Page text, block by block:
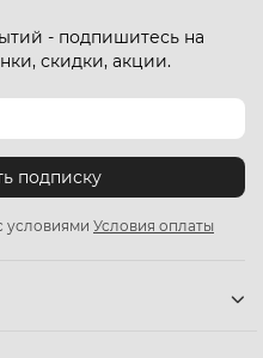
- подпишитесь на
скидки, акции.
подписку
условиями Условия оплаты